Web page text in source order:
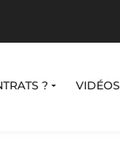
? VIDÉOS